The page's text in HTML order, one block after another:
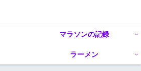
マラソンの記録
ラーメン